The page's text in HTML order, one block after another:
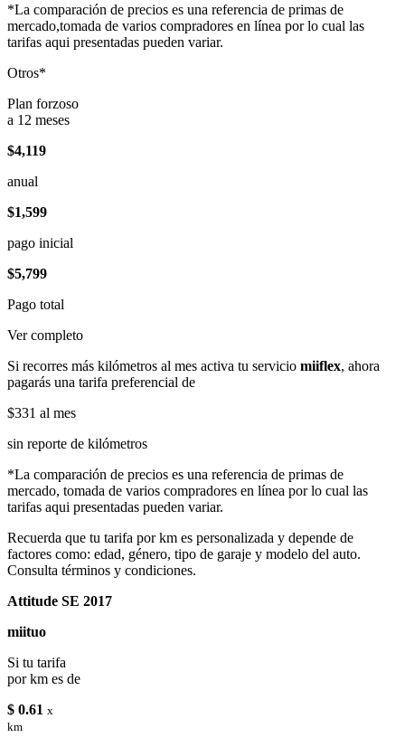
*La comparación de precios es una referencia de primas de
mercado,tomada de varios compradores en línea por lo cual las
tarifas aqui presentadas pueden variar.
Otros*
Plan forzoso
a 12 meses
$4,119
anual
$1,599
pago inicial
$5,799
Pago total
Ver completo
Si recorres más kilómetros al mes activa tu servicio miiflex, ahora
pagarás una tarifa preferencial de
$331 al mes
sin reporte de kilómetros
*La comparación de precios es una referencia de primas de
mercado, tomada de varios compradores en línea por lo cual las
tarifas aqui presentadas pueden variar.
Recuerda que tu tarifa por km es personalizada y depende de
factores como: edad, género, tipo de garaje y modelo del auto.
Consulta términos y condiciones.
Attitude SE 2017
miituo
Si tu tarifa
por km es de
$ 0.61 x
km